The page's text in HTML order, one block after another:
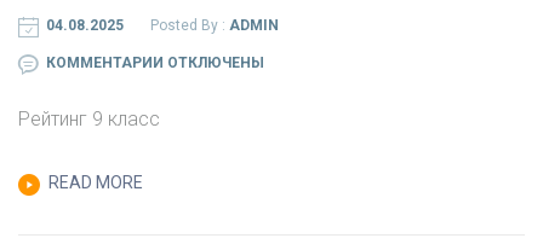
АВГУСТА!
04.08.2025 Posted By : ADMIN
КОММЕНТАРИИ КОТКЛЮЧЕНЫ
Рейтинг 9 класс
READ MORE